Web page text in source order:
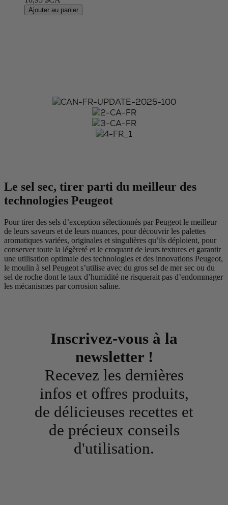
Ajouter au panier
Le sel sec, tirer parti du meilleur des
technologies Peugeot
Pour tirer des sels d’exception sélectionnés par Peugeot le meilleur
de leurs saveurs et de leurs nuances, pour découvrir les palettes
aromatiques variées, originales et singulières qu’ils déploient, pour
conserver toute la légèreté et le croquant de leurs textures et garantir
une utilisation optimale des technologies et des innovations Peugeot,
le moulin à sel Peugeot s’utilise avec du gros sel de mer sec ou du
sel de roche dont le taux d’humidité ne risquerait pas d’endommager
les mécanismes par corrosion saline.
Inscrivez-vous à la
newsletter !
Recevez les dernières
infos et offres produits,
de délicieuses recettes et
de précieux conseils
d'utilisation.